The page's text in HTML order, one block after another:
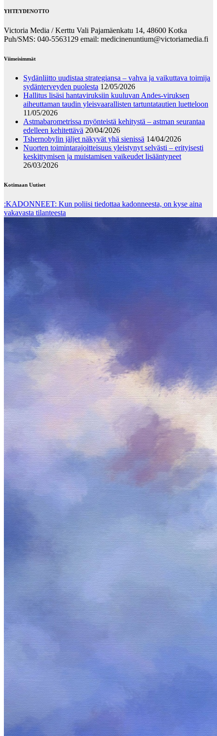
YHTEYDENOTTO
Victoria Media / Kerttu Vali Pajamäenkatu 14, 48600 Kotka
Puh/SMS: 040-5563129 email: medicinenuntium@victoriamedia.fi
Viimeisimmät
Sydänliitto uudistaa strategiansa – vahva ja vaikuttava toimija
sydänterveyden puolesta 12/05/2026
Hallitus lisäsi hantaviruksiin kuuluvan Andes-viruksen
aiheuttaman taudin yleisvaarallisten tartuntatautien luetteloon
11/05/2026
Astmabarometrissa myönteistä kehitystä – astman seurantaa
edelleen kehitettävä 20/04/2026
Tshernobylin jäljet näkyvät yhä sienissä 14/04/2026
Nuorten toimintarajoitteisuus yleistynyt selvästi – erityisesti
keskittymisen ja muistamisen vaikeudet lisääntyneet
26/03/2026
Kotimaan Uutiset
:KADONNEET: Kun poliisi tiedottaa kadonneesta, on kyse aina
vakavasta tilanteesta